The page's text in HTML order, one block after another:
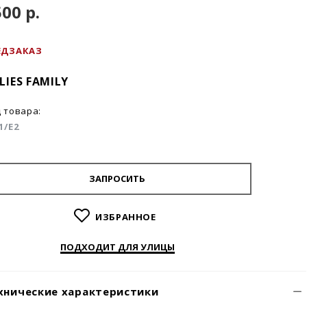
FAMILY
товара:
E2
р.
ЗАПРОСИТЬ
ИЗБРАННОЕ
ПОДХОДИТ ДЛЯ УЛИЦЫ
характеристики